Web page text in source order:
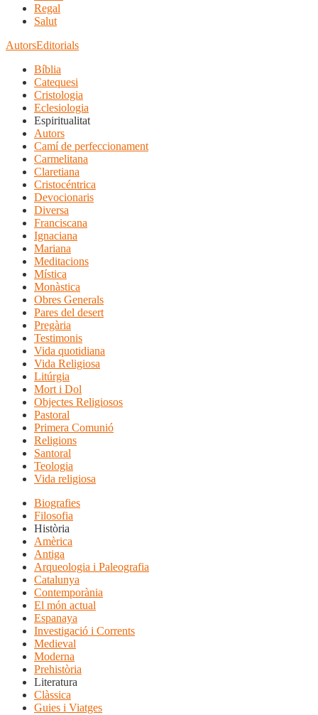
Regal
Salut
AutorsEditorials
Bíblia
Catequesi
Cristologia
Eclesiologia
Espiritualitat
Autors
Camí de perfeccionament
Carmelitana
Claretiana
Cristocéntrica
Devocionaris
Diversa
Franciscana
Ignaciana
Mariana
Meditacions
Mística
Monàstica
Obres Generals
Pares del desert
Pregària
Testimonis
Vida quotidiana
Vida Religiosa
Litúrgia
Mort i Dol
Objectes Religiosos
Pastoral
Primera Comunió
Religions
Santoral
Teologia
Vida religiosa
Biografies
Filosofia
Història
Amèrica
Antiga
Arqueologia i Paleografia
Catalunya
Contemporània
El món actual
Espanaya
Investigació i Corrents
Medieval
Moderna
Prehistòria
Literatura
Clàssica
Guies i Viatges